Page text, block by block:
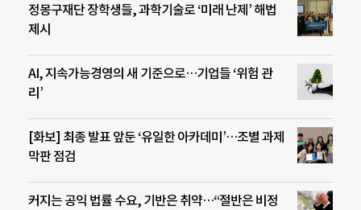
정몽구재단 장학생들, 과학기술로 ‘미래 난제’ 해법
제시
AI, 지속가능경영의 새 기준으로…기업들 ‘위험 관
리’
[화보] 최종 발표 앞둔 ‘유일한 아카데미’…조별 과제
막판 점검
커지는 공익 법률 수요, 기반은 취약…“절반은 비정